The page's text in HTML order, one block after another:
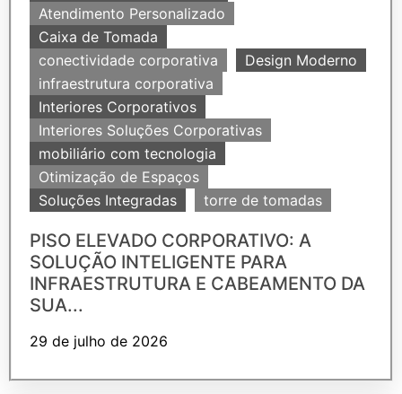
Atendimento Personalizado
Caixa de Tomada
conectividade corporativa
Design Moderno
infraestrutura corporativa
Interiores Corporativos
Interiores Soluções Corporativas
mobiliário com tecnologia
Otimização de Espaços
Soluções Integradas
torre de tomadas
PISO ELEVADO CORPORATIVO: A
SOLUÇÃO INTELIGENTE PARA
INFRAESTRUTURA E CABEAMENTO DA
SUA...
29 de julho de 2026